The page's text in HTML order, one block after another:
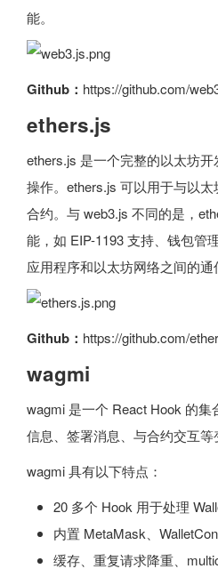
能。
Github： https://github.com/
ethers.js
ethers.js 是一个完整的以太坊
操作。ethers.js 可以用于与以
合约。与 web3.js 不同的是，
能，如 EIP-1193 支持、钱包管
应用程序和以太坊网络之间的通
Github： https://github.com/
wagmi
wagmi 是一个 React Hook 的
信息、签署消息、与合约交互
wagmi 具有以下特点：
20 多个 Hook 用于处理
内置 MetaMask、
缓存、重复请求降重、